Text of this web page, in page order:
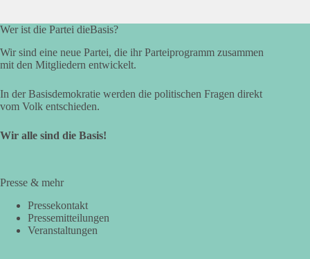
Wer ist die Partei dieBasis?
Wir sind eine neue Partei, die ihr Parteiprogramm zusammen
mit den Mitgliedern entwickelt.
In der Basisdemokratie werden die politischen Fragen direkt
vom Volk entschieden.
Wir alle sind die Basis!
Presse & mehr
Pressekontakt
Pressemitteilungen
Veranstaltungen